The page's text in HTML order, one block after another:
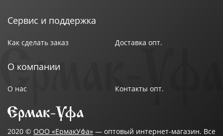
Сервис и поддержка
Как сделать заказ Доставка опт.
О компании
О нас Контакты опт.
2020 © ООО «ЕрмакУфа» — оптовый интернет-магазин. Все